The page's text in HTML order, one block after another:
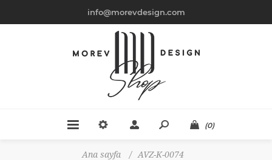
info@morevdesign.com
(0)
Ana sayfa / AVZ-K-0074